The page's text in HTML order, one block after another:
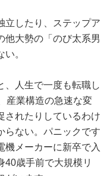
立したり、ステップア
他大勢の「のび太系男
。
、人生で一度も転職し
産業構造の急速な変
されたりしているわけ
らない。パニックです
機メーカーに新卒で入
40歳手前で大規模リ